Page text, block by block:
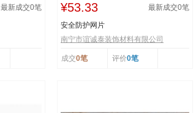
最新成交0笔 ¥53.33 最新成交0笔
安全防护网片
南宁市谊诚泰装饰材料有限公司
成交0笔 评价0笔